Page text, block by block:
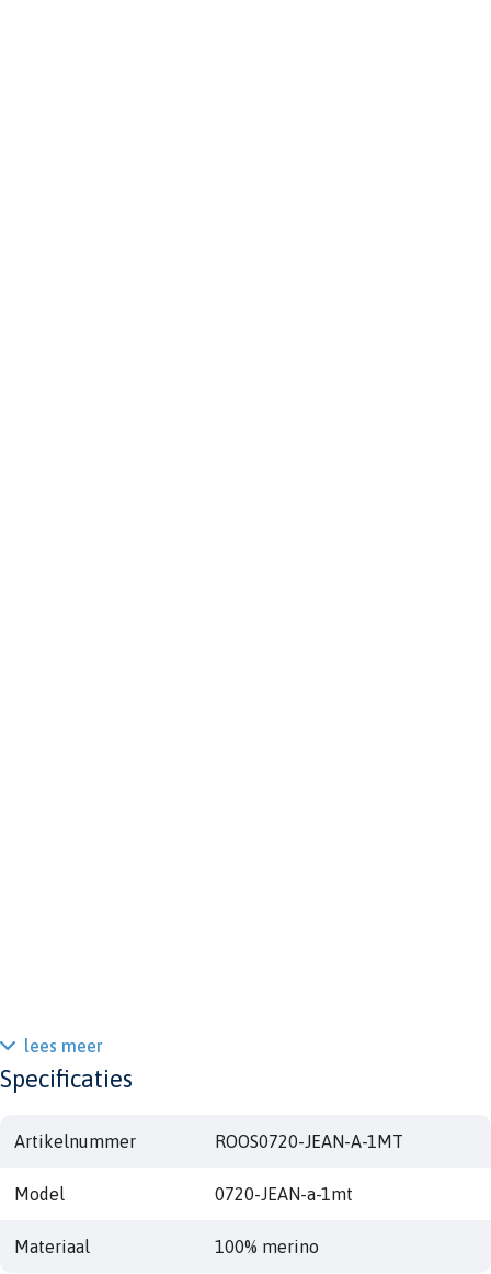
lees meer
Specificaties
Artikelnummer ROOS0720-JEAN-A-1MT
Model 0720-JEAN-a-1mt
Materiaal 100% merino